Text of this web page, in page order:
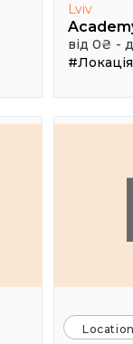
Lviv
від 0₴ -
#Локація